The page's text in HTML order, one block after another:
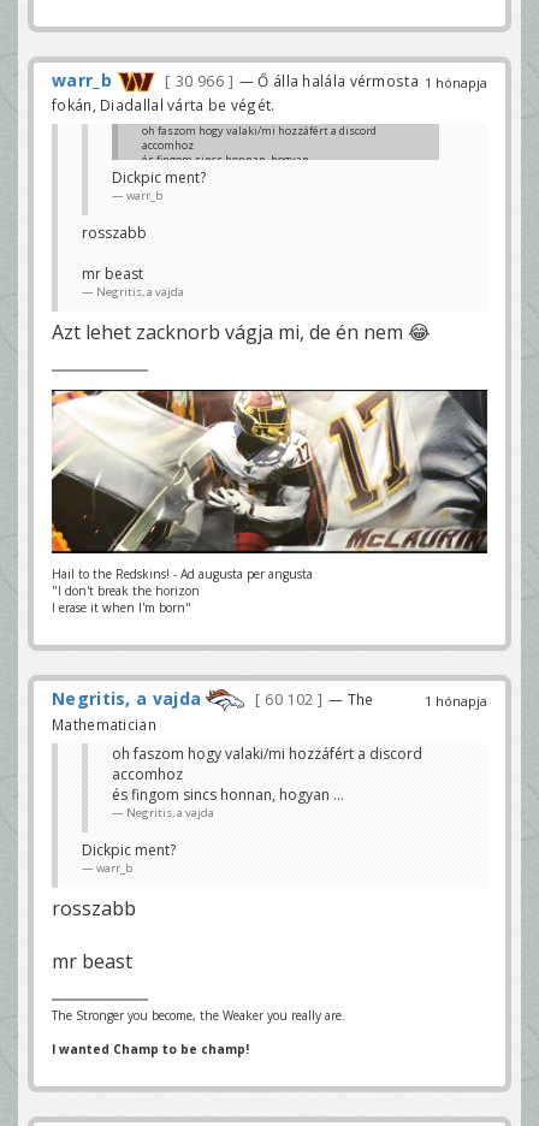
1 hónapja
warr_b 30 966
— Ő álla halála vérmosta
fokán, Diadallal várta be végét.
oh faszom hogy valaki/mi hozzáfért a discord
accomhoz
és fingom sincs honnan, hogyan ...
Negritis, a vajda
Dickpic ment?
warr_b
rosszabb
mr beast
Negritis, a vajda
Azt lehet zacknorb vágja mi, de én nem 😂
Hail to the Redskins! - Ad augusta per angusta
"I don't break the horizon
I erase it when I'm born"
1 hónapja
Negritis, a vajda 60 102
— The
Mathematician
oh faszom hogy valaki/mi hozzáfért a discord
accomhoz
és fingom sincs honnan, hogyan ...
Negritis, a vajda
Dickpic ment?
warr_b
rosszabb
mr beast
The Stronger you become, the Weaker you really are.
I wanted Champ to be champ!